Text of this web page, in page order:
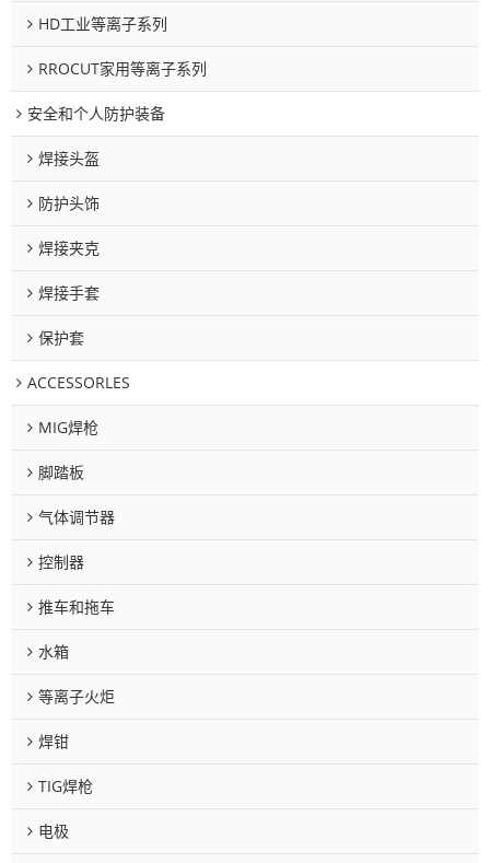
HD工业等离子系列
RROCUT家用等离子系列
安全和个人防护装备
焊接头盔
防护头饰
焊接夹克
焊接手套
保护套
ACCESSORLES
MIG焊枪
脚踏板
气体调节器
控制器
推车和拖车
水箱
等离子火炬
焊钳
TIG焊枪
电极